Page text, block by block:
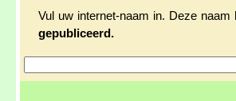
Vul uw internet-naam in. Deze naam
gepubliceerd.